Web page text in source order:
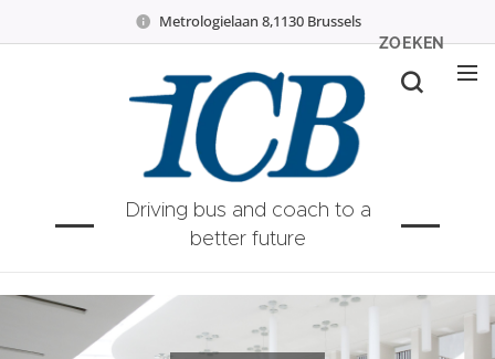
Metrologielaan 8,1130 Brussels
Driving bus and coach to a
better future
ZOEKEN